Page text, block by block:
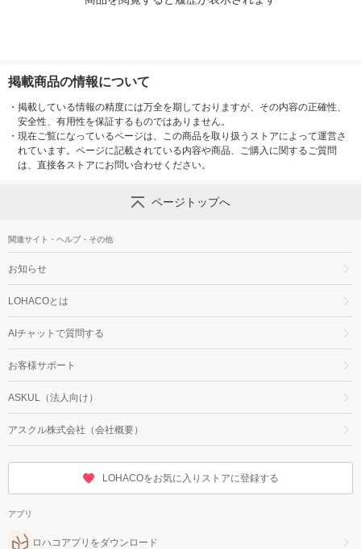
掲載商品の情報について
・ 掲載している情報の精度には万全を期しておりますが、その内容の正確性、
安全性、有用性を保証するものではありません。
・ 現在ご覧になっているページは、この商品を取り扱うストアによって運営さ
れています。ページに記載されている内容や商品、ご購入に関するご質問
は、直接各ストアにお問い合わせください。
ページトップへ
関連サイト・ヘルプ・その他
お知らせ
LOHACOとは
AIチャットで質問する
お客様サポート
ASKUL（法人向け）
アスクル株式会社（会社概要）
LOHACOをお気に入りストアに登録する
アプリ
ロハコアプリをダウンロード